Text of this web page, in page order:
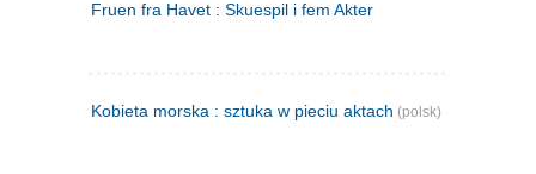
Fruen fra Havet : Skuespil i fem Akter
Kobieta morska : sztuka w pieciu aktach (polsk)